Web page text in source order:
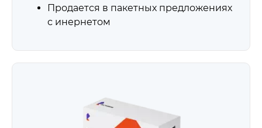
Продается в пакетных предложениях
с инернетом